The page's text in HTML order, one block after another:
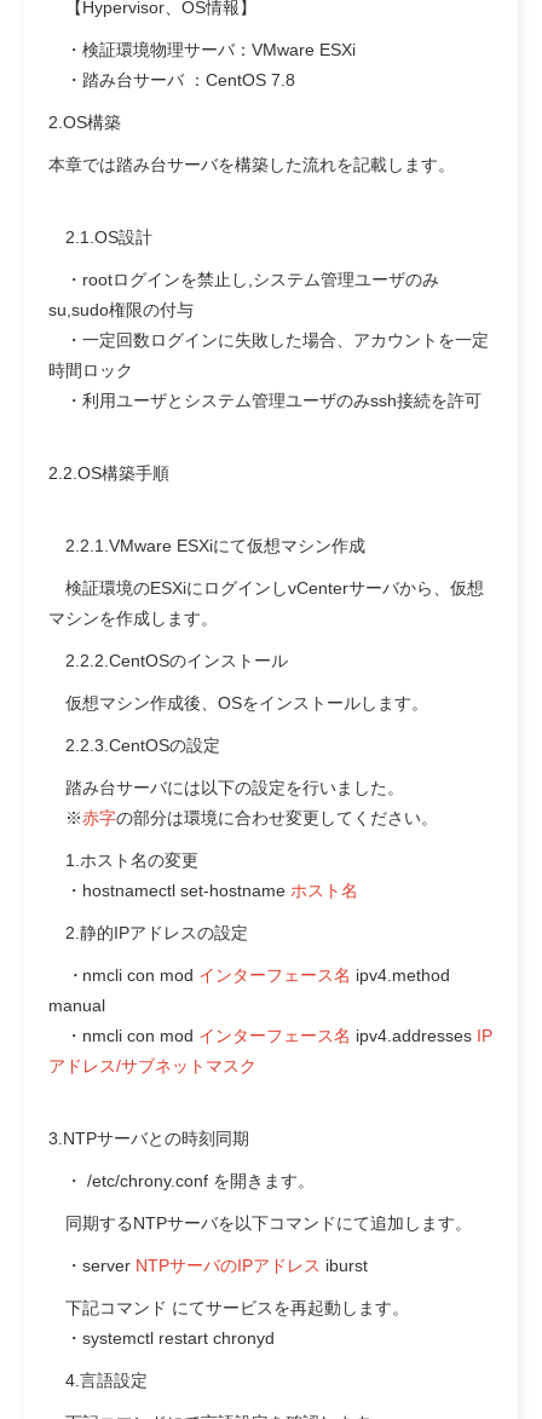
【Hypervisor、OS情報】
・検証環境物理サーバ：VMware ESXi
・踏み台サーバ ：CentOS 7.8
2.OS構築
本章では踏み台サーバを構築した流れを記載します。
2.1.OS設計
・rootログインを禁止し,システム管理ユーザのみ
su,sudo権限の付与
・一定回数ログインに失敗した場合、アカウントを一定
時間ロック
・利用ユーザとシステム管理ユーザのみssh接続を許可
2.2.OS構築手順
2.2.1.VMware ESXiにて仮想マシン作成
検証環境のESXiにログインしvCenterサーバから、仮想
マシンを作成します。
2.2.2.CentOSのインストール
仮想マシン作成後、OSをインストールします。
2.2.3.CentOSの設定
踏み台サーバには以下の設定を行いました。
※赤字の部分は環境に合わせ変更してください。
1.ホスト名の変更
・hostnamectl set-hostname ホスト名
2.静的IPアドレスの設定
・ nmcli con mod インターフェース名 ipv4.method
manual
・nmcli con mod インターフェース名 ipv4.addresses IP
アドレス/サブネットマスク
3.NTPサーバとの時刻同期
・ /etc/chrony.conf を開きます。
同期するNTPサーバを以下コマンドにて追加します。
・server NTPサーバのIPアドレス iburst
下記コマンド にてサービスを再起動します。
・systemctl restart chronyd
4.言語設定